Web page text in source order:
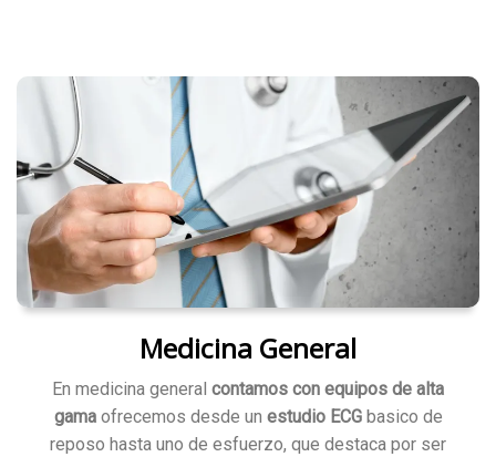
Medicina General
En medicina general contamos con equipos de alta
gamaofrecemos desde un estudio ECGbasico de
reposo hasta uno de esfuerzo, que destaca por ser